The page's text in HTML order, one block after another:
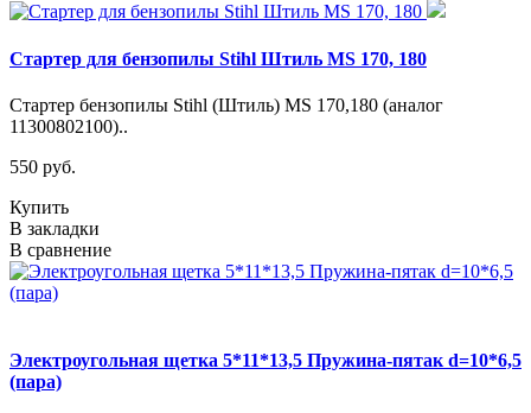
Стартер для бензопилы Stihl Штиль MS 170, 180
Стартер бензопилы Stihl (Штиль) MS 170,180 (аналог
11300802100)..
550 руб.
Купить
В закладки
В сравнение
Электроугольная щетка 5*11*13,5 Пружина-пятак d=10*6,5
(пара)